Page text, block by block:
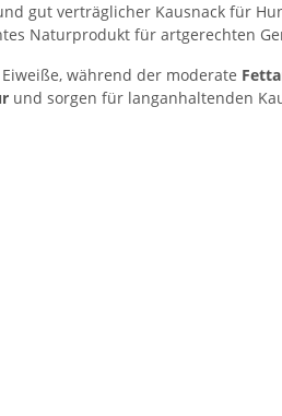
gut verträglicher Kausnack für
Naturprodukt für artgerechten
während der moderate
und sorgen für langanhaltenden